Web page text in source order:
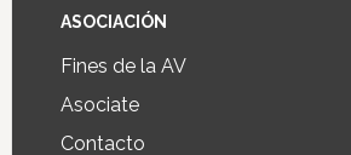
ASOCIACIÓN
Fines de la AV
Asociate
Contacto